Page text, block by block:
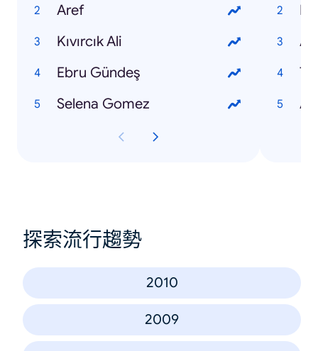
Aref
Kıvırcık Ali
Ebru Gündeş
Selena Gomez
E
探索流行趨勢
2010
2009